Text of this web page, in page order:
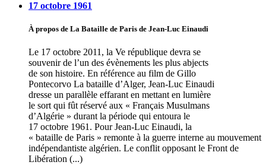
17 octobre 1961
À propos de La Bataille de Paris de Jean-Luc Einaudi
Le 17 octobre 2011, la Ve république devra se
souvenir de l’un des évènements les plus abjects
de son histoire. En référence au film de Gillo
Pontecorvo La bataille d’Alger, Jean-Luc Einaudi
dresse un parallèle effarant en mettant en lumière
le sort qui fût réservé aux « Français Musulmans
d’Algérie » durant la période qui entoura le
17 octobre 1961. Pour Jean-Luc Einaudi, la
« bataille de Paris » remonte à la guerre interne au mouvement
indépendantiste algérien. Le conflit opposant le Front de
Libération (...)